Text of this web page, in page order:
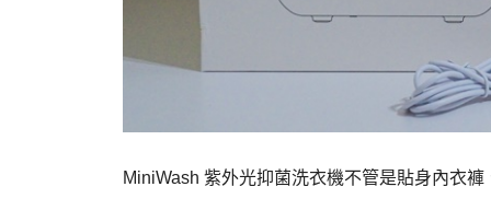
MiniWash 紫外光抑菌洗衣機不管是貼身內衣